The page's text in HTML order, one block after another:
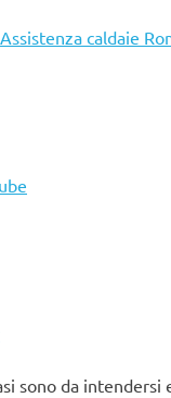
Assistenza caldaie
sono da intendersi